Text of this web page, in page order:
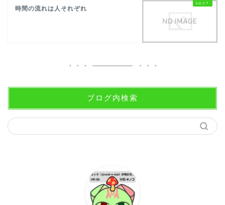
時間の流れは人それぞれ
ブログ内検索